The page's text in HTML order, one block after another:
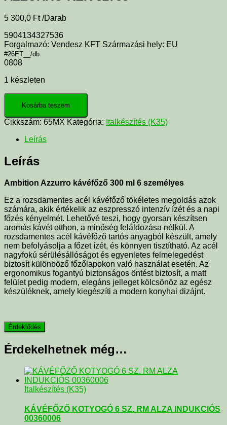
5 300,0 Ft /Darab
5904134327536
Forgalmazó: Vendesz KFT Származási hely: EU
#26ET__/db
0808
1 készleten
Kosárba teszem
Cikkszám: 65MX Kategória: Italkészítés (K35)
Leírás
Leírás
Ambition Azzurro kávéfőző 300 ml 6 személyes
Ez a rozsdamentes acél kávéfőző tökéletes megoldás azok
számára, akik értékelik az eszpresszó intenzív ízét és a napi
főzés kényelmét. Lehetővé teszi, hogy gyorsan készítsen
aromás kávét otthon, a minőség feláldozása nélkül. A
rozsdamentes acél kávéfőző tartós anyagból készült, amely
nem befolyásolja a főzet ízét, és könnyen tisztítható. Az acél
nagyfokú sérülésállóságot és egyenletes felmelegedést
biztosít különböző főzőlapokon való használat esetén. Az
ergonomikus fogantyú biztonságos öntést biztosít, a matt
felület pedig modern, elegáns jelleget kölcsönöz az egész
készüléknek, amely kiegészíti a modern konyhai dizájnt.
Érdekelhetnek még…
Italkészítés (K35)
KÁVÉFŐZŐ KOTYOGÓ 6 SZ. RM ALZA INDUKCIÓS
00360006